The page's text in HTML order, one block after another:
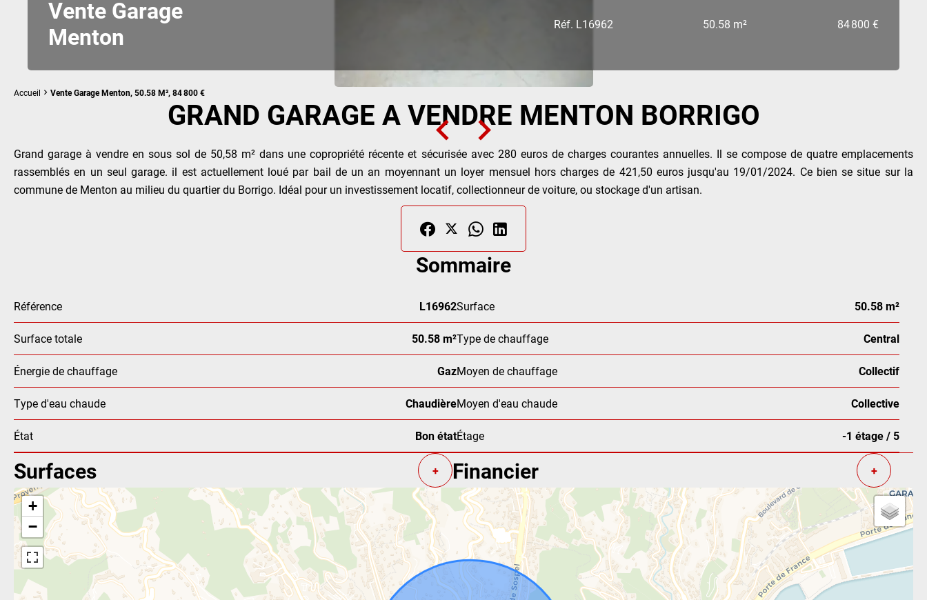
Vente Garage
Menton
Réf. L16962 50.58 m² 84 800 €
Accueil Vente Garage Menton, 50.58 M², 84 800 €
GRAND GARAGE A VENDRE MENTON BORRIGO
Grand garage à vendre en sous sol de 50,58 m² dans une copropriété récente et sécurisée avec 280 euros de charges courantes annuelles. Il se compose de quatre emplacements
rassemblés en un seul garage. il est actuellement loué par bail de un an moyennant un loyer mensuel hors charges de 421,50 euros jusqu'au 19/01/2024. Ce bien se situe sur la
commune de Menton au milieu du quartier du Borrigo. Idéal pour un investissement locatif, collectionneur de voiture, ou stockage d'un artisan.
Sommaire
Référence L16962Surface 50.58 m²
Surface totale 50.58 m²Type de chauffage Central
Énergie de chauffage GazMoyen de chauffage Collectif
Type d'eau chaude ChaudièreMoyen d'eau chaude Collective
État Bon étatÉtage -1 étage / 5
Surfaces + Financier +
+
−